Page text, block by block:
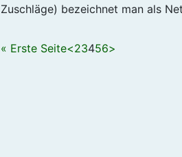
Zuschläge) bezeichnet man als
« Erste Seite<23456>